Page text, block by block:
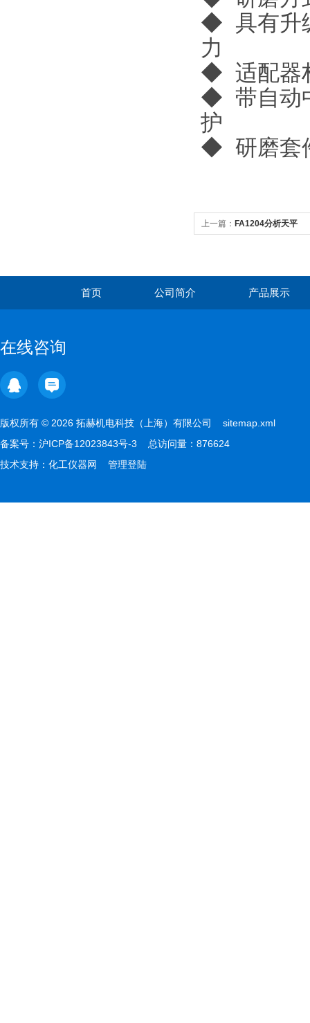
◆ 具有升
力
◆ 适配器
◆ 带自动
护
◆ 研磨套
上一篇： FA1204分析天平
首页 公司简介 产品展示
在线咨询
版权所有 © 2026 拓赫机电科技（上海）有限公司 sitemap.xml
备案号： 沪ICP备12023843号-3 总访问量：876624
技术支持： 化工仪器网 管理登陆